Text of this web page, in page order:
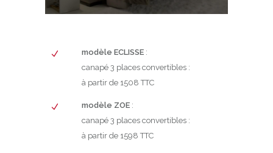
modèle ECLISSE :
canapé 3 places convertibles :
à partir de 1508 TTC
modèle ZOE :
canapé 3 places convertibles :
à partir de 1598 TTC